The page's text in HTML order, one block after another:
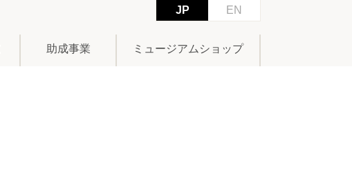
JP EN
助成事業 ミュージアムショップ